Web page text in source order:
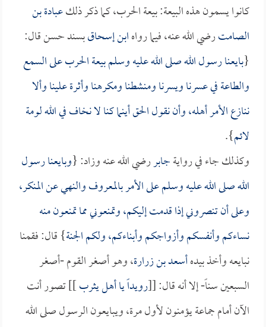
كانوا يسمون هذه البيعة: بيعة الحرب، كما ذكر ذلكعبادة بن
الصامترضي الله عنه، فيما رواهابن إسحاقبسند حسن قال:
{بايعنا رسول الله صلى الله عليه وسلم بيعة الحرب على السمع
والطاعة في عسرنا ويسرنا ومنشطنا ومكرهنا وأثرة علينا وألا
ننازع الأمر أهله، وأن نقول الحق أينما كنا لا نخاف في الله لومة
لائم}.
وكذلك جاء في روايةجابررضي الله عنه وزاد: {وبايعنا رسول
الله صلى الله عليه وسلم على الأمر بالمعروف والنهي عن المنكر،
وعلى أن تنصروني إذا قدمت إليكم، وتمنعوني مما تمنعون منه
نساءكم وأنفسكم وأزواجكم وأبناءكم، ولكم الجنة} قال: فقمنا
نبايعه وأخذ بيدهأسعد بن زرارة، وهو أصغر القوم -أصغر
السبعين سناً- إلا أنه قال: [[رويداً يا أهليثرب]] تصور أنت
الآن أمام جماعة يؤمنون لأول مرة، ويبايعون الرسول صلى الله